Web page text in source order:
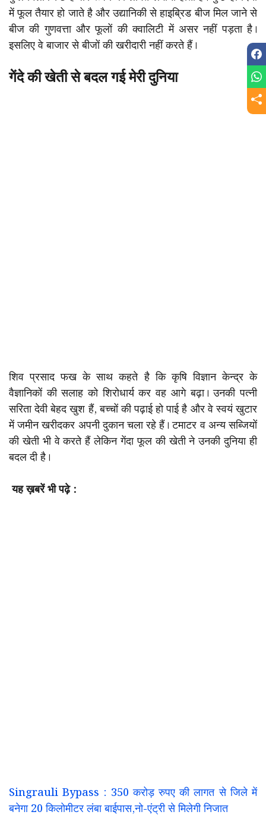
में फूल तैयार हो जाते है और उद्यानिकी से हाइब्रिड बीज मिल जाने से
बीज की गुणवत्ता और फूलों की क्वालिटी में असर नहीं पड़ता है।
इसलिए वे बाजार से बीजों की खरीदारी नहीं करते हैं।
गेंदे की खेती से बदल गई मेरी दुनिया
शिव प्रसाद फख के साथ कहते है कि कृषि विज्ञान केन्द्र के
वैज्ञानिकों की सलाह को शिरोधार्य कर वह आगे बढ़ा। उनकी पत्नी
सरिता देवी बेहद खुश हैं, बच्चों की पढ़ाई हो पाई है और वे स्वयं खुटार
में जमीन खरीदकर अपनी दुकान चला रहे हैं। टमाटर व अन्य सब्जियों
की खेती भी वे करते हैं लेकिन गेंदा फूल की खेती ने उनकी दुनिया ही
बदल दी है।
यह ख़बरें भी पढ़े :
Singrauli Bypass : 350 करोड़ रुपए की लागत से जिले में
बनेगा 20 किलोमीटर लंबा बाईपास,नो-एंट्री से मिलेगी निजात